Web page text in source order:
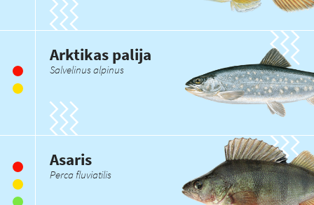
Arktikas palija
Salvelinus alpinus
Asaris
Perca fluviatilis